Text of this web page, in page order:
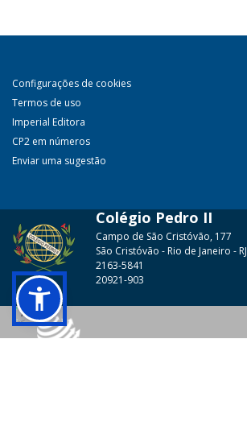
Configurações de cookies
Termos de uso
Imperial Editora
CP2 em números
Enviar uma sugestão
Colégio Pedro II
Campo de São Cristóvão, 177
São Cristóvão - Rio de Janeiro - RJ
2163-5841
20921-903